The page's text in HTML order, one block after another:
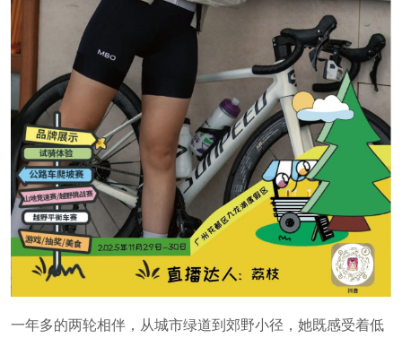
一年多的两轮相伴，从城市绿道到郊野小径，她既感受着低